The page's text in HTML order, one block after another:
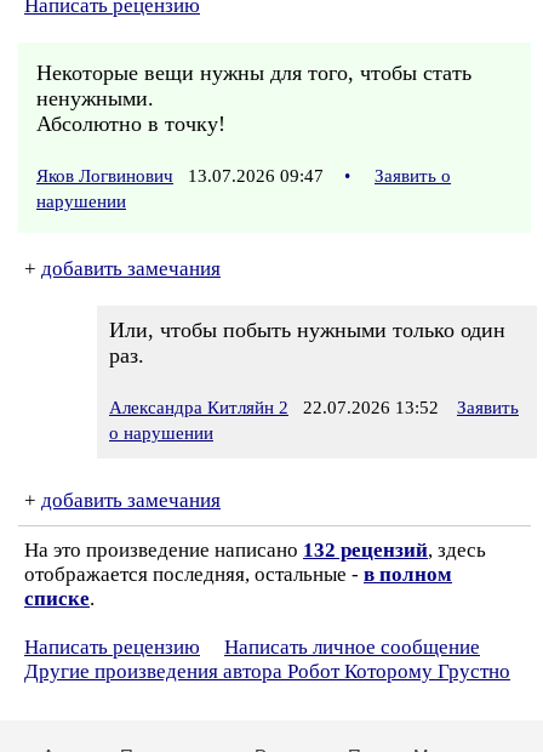
Написать рецензию
Некоторые вещи нужны для того, чтобы стать
ненужными.
Абсолютно в точку!
Яков Логвинович 13.07.2026 09:47 •
Заявить о
нарушении
+ добавить замечания
Или, чтобы побыть нужными только один
раз.
Александра Китляйн 2 22.07.2026 13:52
Заявить
о нарушении
+ добавить замечания
На это произведение написано 132 рецензий, здесь
отображается последняя, остальные - в полном
списке.
Написать рецензию
Написать личное сообщение
Другие произведения автора Робот Которому Грустно